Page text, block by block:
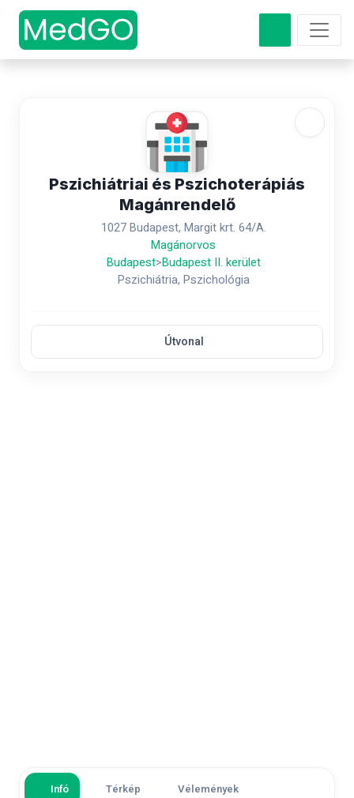
Pszichiátriai és Pszichoterápiás
Magánrendelő
1027 Budapest, Margit krt. 64/A.
Magánorvos
Budapest>Budapest II. kerület
Pszichiátria, Pszichológia
Útvonal
Infó Térkép Vélemények